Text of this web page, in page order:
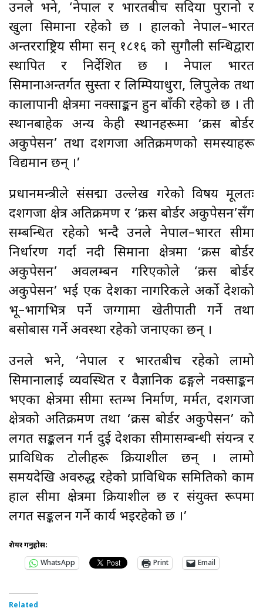
उनले भने, ‘नेपाल र भारतबीच सदियौँ पुरानो र
खुला सिमाना रहेको छ । हालको नेपाल–भारत
अन्तरराष्ट्रिय सीमा सन् १८१६ को सुगौली सन्धिद्वारा
स्थापित र निर्देशित छ । नेपाल भारत
सिमानाअन्तर्गत सुस्ता र लिम्पियाधुरा, लिपुलेक तथा
कालापानी क्षेत्रमा नक्साङ्कन हुन बाँकी रहेको छ । ती
स्थानबाहेक अन्य केही स्थानहरूमा ‘क्रस बोर्डर
अकुपेसन’ तथा दशगजा अतिक्रमणको समस्याहरू
विद्यमान छन् ।’
प्रधानमन्त्रीले संसद्मा उल्लेख गरेको विषय मूलतः
दशगजा क्षेत्र अतिक्रमण र ‘क्रस बोर्डर अकुपेसन’सँग
सम्बन्धित रहेको भन्दै उनले नेपाल–भारत सीमा
निर्धारण गर्दा नदी सिमाना क्षेत्रमा ‘क्रस बोर्डर
अकुपेसन’ अवलम्बन गरिएकोले ‘क्रस बोर्डर
अकुपेसन’ भई एक देशका नागरिकले अर्को देशको
भू–भागभित्र पर्ने जग्गामा खेतीपाती गर्ने तथा
बसोबास गर्ने अवस्था रहेको जनाएका छन् ।
उनले भने, ‘नेपाल र भारतबीच रहेको लामो
सिमानालाई व्यवस्थित र वैज्ञानिक ढङ्गले नक्साङ्कन
भएका क्षेत्रमा सीमा स्तम्भ निर्माण, मर्मत, दशगजा
क्षेत्रको अतिक्रमण तथा ‘क्रस बोर्डर अकुपेसन’ को
लगत सङ्कलन गर्न दुई देशका सीमासम्बन्धी संयन्त्र र
प्राविधिक टोलीहरू क्रियाशील छन् । लामो
समयदेखि अवरुद्ध रहेको प्राविधिक समितिको काम
हाल सीमा क्षेत्रमा क्रियाशील छ र संयुक्त रूपमा
लगत सङ्कलन गर्ने कार्य भइरहेको छ ।’
शेयर गर्नुहोस:
WhatsApp
Print Email
Related